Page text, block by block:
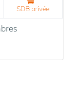
SDB privée